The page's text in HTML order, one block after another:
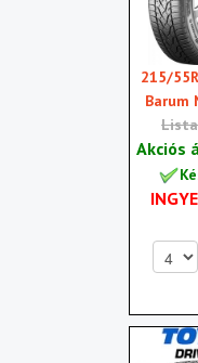
215/
Barum
Akciós